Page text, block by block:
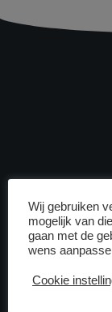
eronder kronkelt
door
Nederland
Wij gebruiken
mogelijk van
gaan met de
wens
Cookie